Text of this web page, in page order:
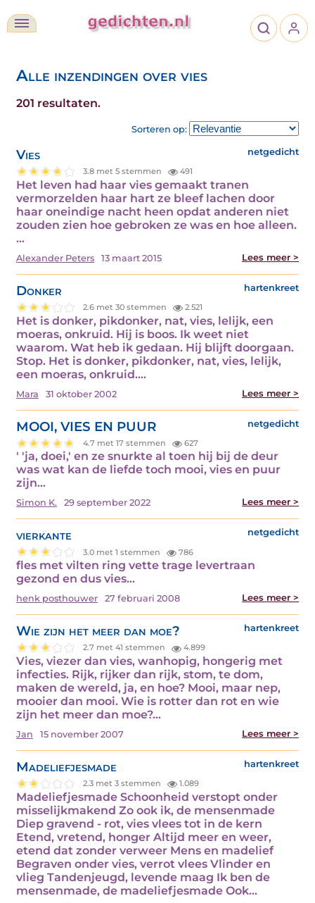
Alle inzendingen over vies
201 resultaten.
Sorteren op:
Vies netgedicht
3.8 met 5 stemmen 491
Het leven had haar vies gemaakt tranen
vermorzelden haar hart ze bleef lachen door
haar oneindige nacht heen opdat anderen niet
zouden zien hoe gebroken ze was en hoe alleen.
…
Alexander Peters 13 maart 2015 Lees meer >
Donker hartenkreet
2.6 met 30 stemmen 2.521
Het is donker, pikdonker, nat, vies, lelijk, een
moeras, onkruid. Hij is boos. Ik weet niet
waarom. Wat heb ik gedaan. Hij blijft doorgaan.
Stop. Het is donker, pikdonker, nat, vies, lelijk,
een moeras, onkruid.…
Mara 31 oktober 2002 Lees meer >
MOOI, VIES EN PUUR netgedicht
4.7 met 17 stemmen 627
' 'ja, doei,' en ze snurkte al toen hij bij de deur
was wat kan de liefde toch mooi, vies en puur
zijn…
Simon K. 29 september 2022 Lees meer >
vierkante netgedicht
3.0 met 1 stemmen 786
fles met vilten ring vette trage levertraan
gezond en dus vies…
henk posthouwer 27 februari 2008 Lees meer >
Wie zijn het meer dan moe? hartenkreet
2.7 met 41 stemmen 4.899
Vies, viezer dan vies, wanhopig, hongerig met
infecties. Rijk, rijker dan rijk, stom, te dom,
maken de wereld, ja, en hoe? Mooi, maar nep,
mooier dan mooi. Wie is rotter dan rot en wie
zijn het meer dan moe?…
Jan 15 november 2007 Lees meer >
Madeliefjesmade hartenkreet
2.3 met 3 stemmen 1.089
Madeliefjesmade Schoonheid verstopt onder
misselijkmakend Zo ook ik, de mensenmade
Diep gravend - rot, vies vlees tot in de kern
Etend, vretend, honger Altijd meer en weer,
etend dat zonder verweer Mens en madelief
Begraven onder vies, verrot vlees Vlinder en
vlieg Tandenjeugd, levende maag Ik ben de
mensenmade, de madeliefjesmade Ook…